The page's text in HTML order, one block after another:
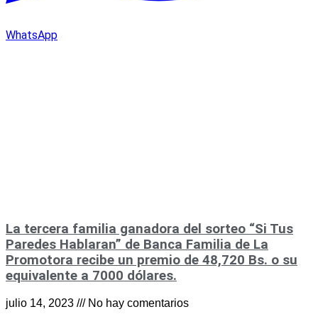
WhatsApp
La tercera familia ganadora del sorteo “Si Tus
Paredes Hablaran” de Banca Familia de La
Promotora recibe un premio de 48,720 Bs. o su
equivalente a 7000 dólares.
julio 14, 2023 No hay comentarios